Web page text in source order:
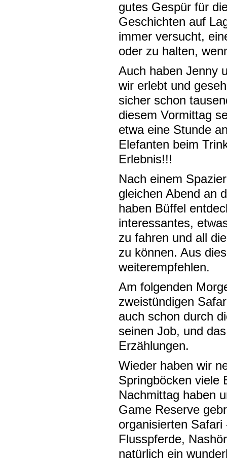
gutes Gespür für
Geschichten auf
immer versucht,
oder zu halten,
Auch haben Jenny
wir erlebt und
sicher schon
diesem Vormittag
etwa eine Stunde
Elefanten beim
Erlebnis!!!
Nach einem
gleichen Abend an
haben Büffel
interessantes,
zu fahren und all
zu können. Aus
weiterempfehlen.
Am folgenden
zweistündigen
auch schon durch
seinen Job, und
Erzählungen.
Wieder haben wir
Springböcken viele
Nachmittag haben
Game Reserve
organisierten
Flusspferde,
natürlich ein